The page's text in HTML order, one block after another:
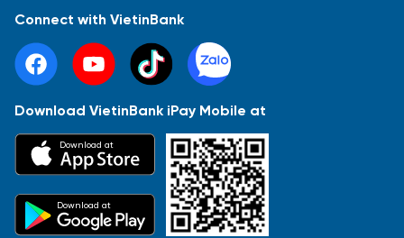
Báo cáo tài chính Thông tin giao dịch
Sự kiện
Connect with VietinBank
Download VietinBank iPay Mobile at
Download at
Download at